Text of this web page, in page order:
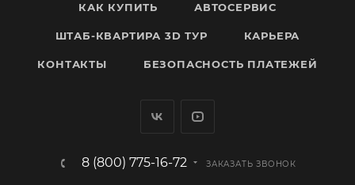
КАК КУПИТЬ АВТОСЕРВИС
ШТАБ-КВАРТИРА 3D ТУР КАРЬЕРА
КОНТАКТЫ БЕЗОПАСНОСТЬ ПЛАТЕЖЕЙ
8 (800) 775-16-72 ЗАКАЗАТЬ ЗВОНОК